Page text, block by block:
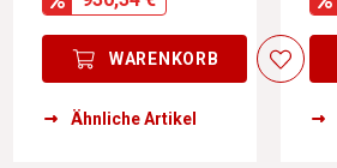
WARENKORB
Ähnliche Artikel